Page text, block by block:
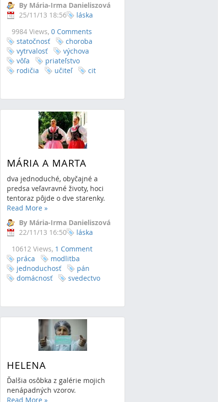
By Mária-Irma Danieliszová
25/11/13 18:56
9984 Views, 0 Comments
láska
statočnosť
choroba
vytrvalosť
výchova
vôľa
priateľstvo
rodičia
učiteľ cit
MÁRIA A MARTA
dva jednoduché, obyčajné a
predsa veľavravné životy, hoci
tentoraz pôjde o dve starenky.
Read More »
By Mária-Irma Danieliszová
22/11/13 16:50
10612 Views, 1 Comment
láska
práca
modlitba
jednoduchosť
pán
domácnosť
svedectvo
HELENA
Ďalšia osôbka z galérie mojich
nenápadných vzorov.
Read More »